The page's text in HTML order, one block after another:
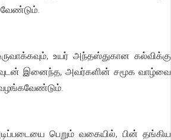
வேண்டும்.
உயர் அந்தஸ்துகான கல்விக்கு
இனைந்த, அவர்களின் சமூக வாழ்வை
வழங்கவேண்டும்.
பெறும் வகையில், பின் தங்கிய